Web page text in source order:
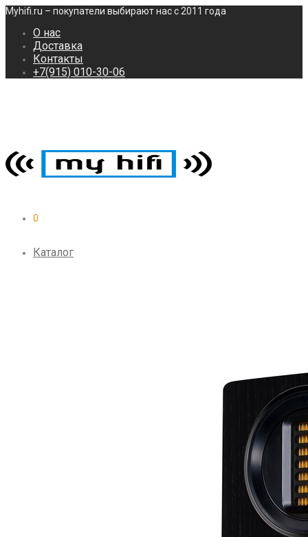
Myhifi.ru – покупатели выбирают нас с 2011 года
О нас
Доставка
Контакты
+7(915) 010-30-06
0
Каталог